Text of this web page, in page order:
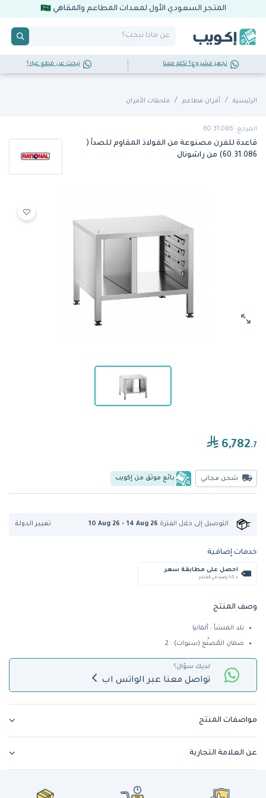
المتجر السعودي الأول لمعدات المطاعم والمقاهي
تجهز مشروع؟ تكلم معنا تبحث عن قطع غيار؟
الرئيسية أفران مطاعم ملحقات الأفران
المرجع: 60.31.086
قاعدة للفرن مصنوعة من الفولاذ المقاوم للصدأ (
60.31.086) من راشونال
6,782.7
شحن مجاني بائع موثق من إكويب
التوصيل إلى خلال الفترة 10 Aug 26 - 14 Aug 26 تغيير الدولة
خدمات إضافية
احصل على مطابقة سعر
+ %5 رصيد في المتجر
وصف المنتج
بلد المنشأ : ألمانيا
ضمان المُصنِّع (سنوات) : 2
لديك سؤال؟
تواصل معنا عبر الواتس اب
مواصفات المنتج
عن العلامة التجارية